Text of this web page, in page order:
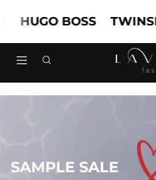
HUGO BOSS TWINSET
SAMPLE SALE